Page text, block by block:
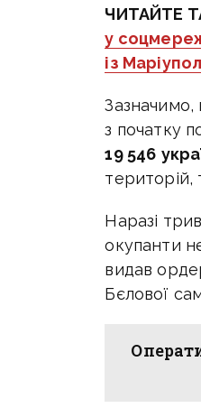
ЧИТАЙТЕ
у
із
Зазначимо,
з початку
19 546
територій,
Наразі
окупанти
видав
Бєлової